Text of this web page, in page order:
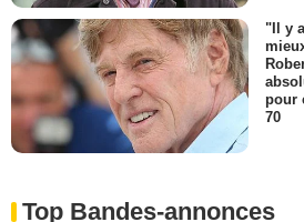
"Il y
pour
70
Top Bandes-annonces